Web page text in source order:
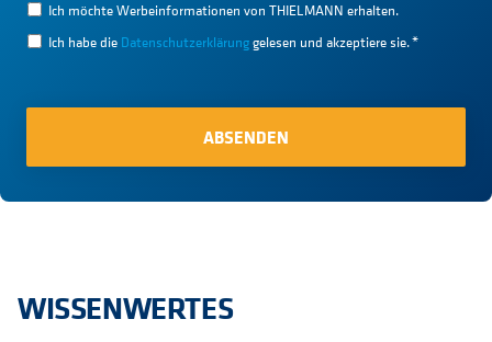
Ich möchte Werbeinformationen von THIELMANN erhalten.
Ich habe die Datenschutzerklärunggelesen und akzeptiere sie.*
WISSENWERTES